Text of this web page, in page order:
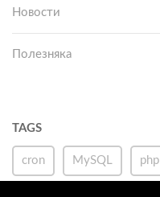
Новости
Полезняка
TAGS
cron MySQL php